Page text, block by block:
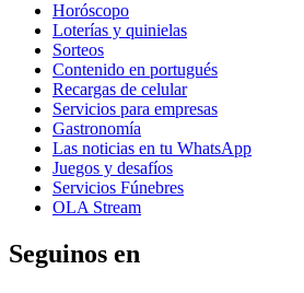
Horóscopo
Loterías y quinielas
Sorteos
Contenido en portugués
Recargas de celular
Servicios para empresas
Gastronomía
Las noticias en tu WhatsApp
Juegos y desafíos
Servicios Fúnebres
OLA Stream
Seguinos en